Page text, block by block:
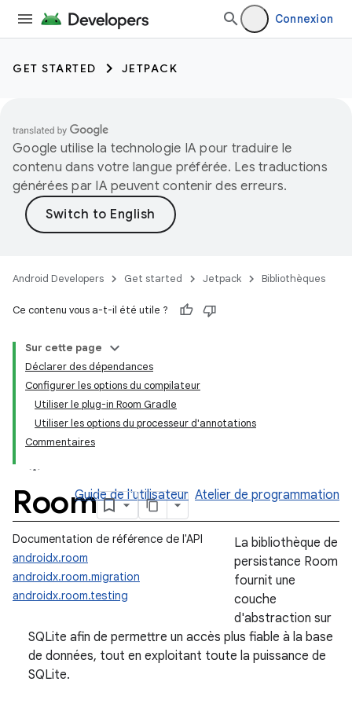
Connexion
GET STARTED JETPACK
Google utilise la technologie IA pour traduire le
contenu dans votre langue préférée. Les traductions
générées par IA peuvent contenir des erreurs.
Android Developers Get started Jetpack Bibliothèques
Ce contenu vous a-t-il été utile ?
Sur cette page
Déclarer des dépendances
Configurer les options du compilateur
Utiliser le plug-in Room Gradle
Utiliser les options du processeur d'annotations
Commentaires
RoomGuide de l'utilisateur Atelier de programmation
Documentation de référence de l'API
androidx.room
androidx.room.migration
androidx.room.testing
La bibliothèque de
persistance Room
fournit une
couche
d'abstraction sur
SQLite afin de permettre un accès plus fiable à la base
de données, tout en exploitant toute la puissance de
SQLite.